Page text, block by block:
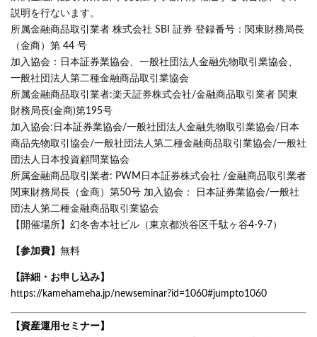
説明を行ないます。
所属金融商品取引業者 株式会社 SBI 証券 登録番号：関東財務局長
（金商）第 44 号
加入協会：日本証券業協会、一般社団法人金融先物取引業協会、
一般社団法人第二種金融商品取引業協会
所属金融商品取引業者:楽天証券株式会社/金融商品取引業者 関東
財務局長(金商)第195号
加入協会:日本証券業協会/一般社団法人金融先物取引業協会/日本
商品先物取引協会/一般社団法人第二種金融商品取引業協会/一般社
団法人日本投資顧問業協会
所属金融商品取引業者: PWM日本証券株式会社 /金融商品取引業者
関東財務局長（金商）第50号 加入協会： 日本証券業協会/一般社
団法人第二種金融商品取引業協会
【開催場所】幻冬舎本社ビル（東京都渋谷区千駄ヶ谷4-9-7）
【参加費】 無料
【詳細・お申し込み】
https://kamehameha.jp/newseminar?id=1060#jumpto1060
【資産運用セミナー】